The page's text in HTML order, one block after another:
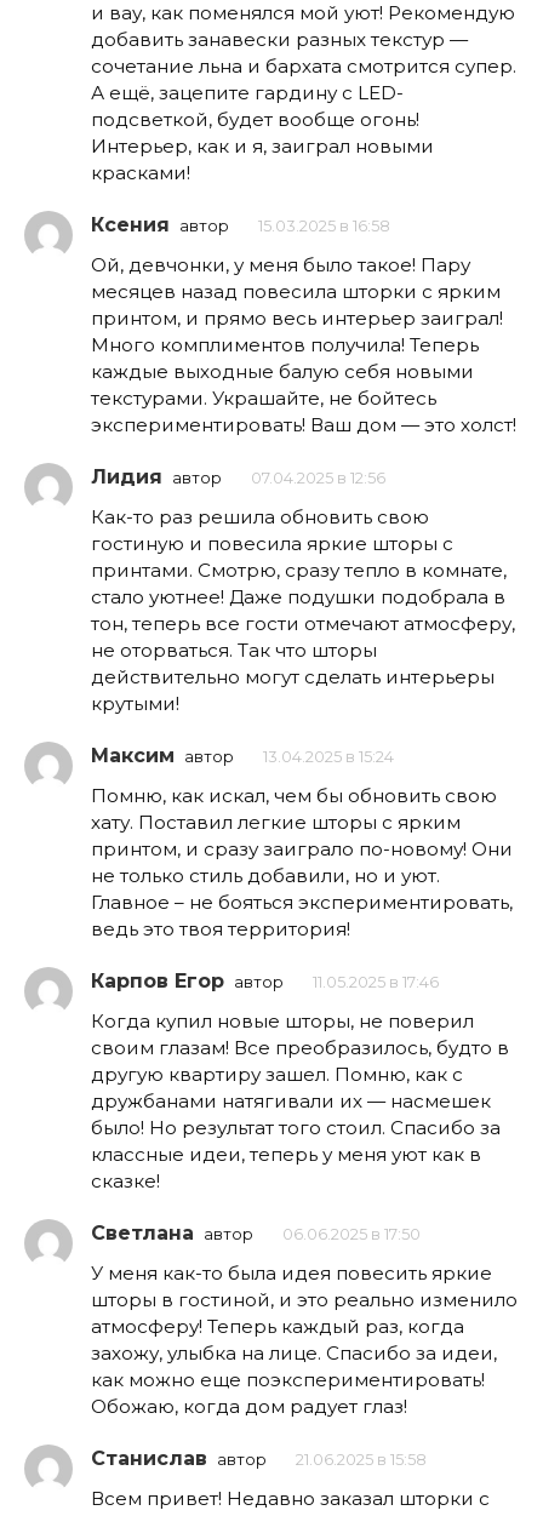
и вау, как поменялся мой уют! Рекомендую
добавить занавески разных текстур —
сочетание льна и бархата смотрится супер.
А ещё, зацепите гардину с LED-
подсветкой, будет вообще огонь!
Интерьер, как и я, заиграл новыми
красками!
Ксения автор 15.03.2025 в 16:58
Ой, девчонки, у меня было такое! Пару
месяцев назад повесила шторки с ярким
принтом, и прямо весь интерьер заиграл!
Много комплиментов получила! Теперь
каждые выходные балую себя новыми
текстурами. Украшайте, не бойтесь
экспериментировать! Ваш дом — это холст!
Лидия автор 07.04.2025 в 12:56
Как-то раз решила обновить свою
гостиную и повесила яркие шторы с
принтами. Смотрю, сразу тепло в комнате,
стало уютнее! Даже подушки подобрала в
тон, теперь все гости отмечают атмосферу,
не оторваться. Так что шторы
действительно могут сделать интерьеры
крутыми!
Максим автор 13.04.2025 в 15:24
Помню, как искал, чем бы обновить свою
хату. Поставил легкие шторы с ярким
принтом, и сразу заиграло по-новому! Они
не только стиль добавили, но и уют.
Главное – не бояться экспериментировать,
ведь это твоя территория!
Карпов Егор автор 11.05.2025 в 17:46
Когда купил новые шторы, не поверил
своим глазам! Все преобразилось, будто в
другую квартиру зашел. Помню, как с
дружбанами натягивали их — насмешек
было! Но результат того стоил. Спасибо за
классные идеи, теперь у меня уют как в
сказке!
Светлана автор 06.06.2025 в 17:50
У меня как-то была идея повесить яркие
шторы в гостиной, и это реально изменило
атмосферу! Теперь каждый раз, когда
захожу, улыбка на лице. Спасибо за идеи,
как можно еще поэкспериментировать!
Обожаю, когда дом радует глаз!
Станислав автор 21.06.2025 в 15:58
Всем привет! Недавно заказал шторки с